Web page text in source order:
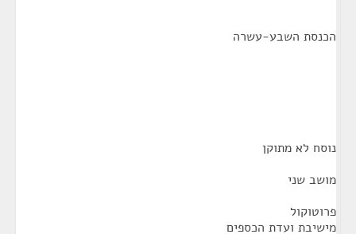
הכנסת השבע-עשרה
נוסח לא מתוקן
מושב שני
פרוטוקול
מישיבת ועדת הכספים